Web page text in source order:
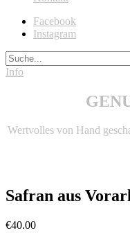
Facebook
Instagram
Suche
Info
Wertvolles von Hand
Safran aus
€40.00